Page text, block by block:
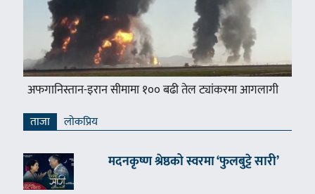
अफगानिस्तान-इरान सीमामा १०० बढी तेल ट्यांकरमा आगलागी
ताजा लाेकप्रिय
मदनकृष्ण श्रेष्ठको स्वरमा ‘फुलबुट्टे सारी’